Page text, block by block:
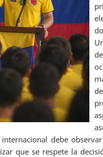
debe
que se respete la